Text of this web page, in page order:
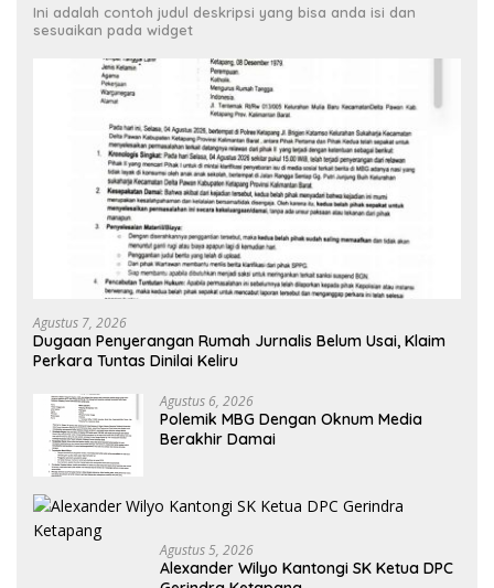
Ini adalah contoh judul deskripsi yang bisa anda isi dan
sesuaikan pada widget
Agustus 7, 2026
Dugaan Penyerangan Rumah Jurnalis Belum Usai, Klaim
Perkara Tuntas Dinilai Keliru
Agustus 6, 2026
Polemik MBG Dengan Oknum Media
Berakhir Damai
Agustus 5, 2026
Alexander Wilyo Kantongi SK Ketua DPC